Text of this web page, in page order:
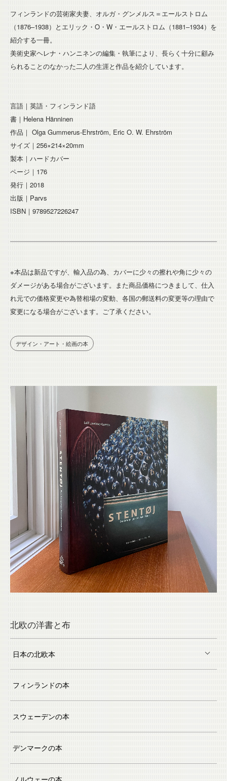
フィンランドの芸術家夫妻、オルガ・グンメルス＝エールストロム
（1876–1938）とエリック・O・W・エールストロム（1881–1934）を
紹介する一冊。
美術史家ヘレナ・ハンニネンの編集・執筆により、長らく十分に顧み
られることのなかった二人の生涯と作品を紹介しています。
言語｜英語・フィンランド語
書｜Helena Hänninen
作品｜ Olga Gummerus-Ehrström, Eric O. W. Ehrström
サイズ｜256×214×20mm
製本｜ハードカバー
ページ｜176
発行｜2018
出版｜Parvs
ISBN｜9789527226247
※本品は新品ですが、輸入品の為、カバーに少々の擦れや角に少々の
ダメージがある場合がございます。また商品価格につきまして、仕入
れ元での価格変更や為替相場の変動、各国の郵送料の変更等の理由で
変更になる場合がございます。ご了承ください。
デザイン・アート・絵画の本
北欧の洋書と布
日本の北欧本
フィンランドの本
スウェーデンの本
デンマークの本